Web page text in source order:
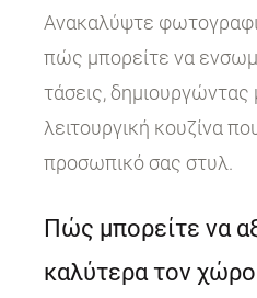
Ανακαλύψτε
πώς μπορείτε να
τάσεις, δημιουργώντας
λειτουργική κουζίνα
προσωπικό σας στυλ.
Πώς μπορείτε να
καλύτερα τον